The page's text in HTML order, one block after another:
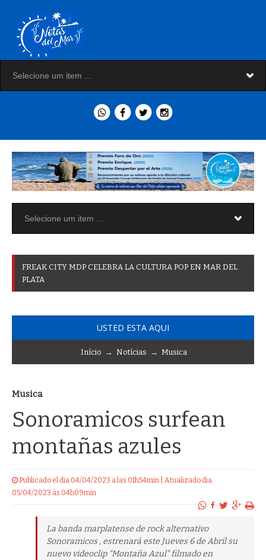
FREAK CITY MDP CELEBRA LA CULTURA POP EN MAR DEL
PLATA
USTED ESTA AQUI
Início → Notícias → Musica
Musica
Sonoramicos surfean
montañas azules
Publicado el dia 04/04/2023 a las 01h54min | Atualizado dia
05/04/2023 às 04h09min
La banda marplatense de rock alternativo
Sonoramicos , estrenará este Jueves 6 de Abril su
nuevo videoclip "Montaña Azul" filmado en